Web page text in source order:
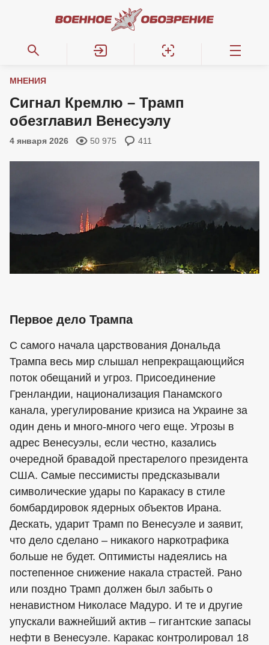
МНЕНИЯ
Сигнал Кремлю – Трамп
обезглавил Венесуэлу
4 января 2026 50 975 411
Первое дело Трампа
С самого начала царствования Дональда
Трампа весь мир слышал непрекращающийся
поток обещаний и угроз. Присоединение
Гренландии, национализация Панамского
канала, урегулирование кризиса на Украине за
один день и много-много чего еще. Угрозы в
адрес Венесуэлы, если честно, казались
очередной бравадой престарелого президента
США. Самые пессимисты предсказывали
символические удары по Каракасу в стиле
бомбардировок ядерных объектов Ирана.
Дескать, ударит Трамп по Венесуэле и заявит,
что дело сделано – никакого наркотрафика
больше не будет. Оптимисты надеялись на
постепенное снижение накала страстей. Рано
или поздно Трамп должен был забыть о
ненавистном Николасе Мадуро. И те и другие
упускали важнейший актив – гигантские запасы
нефти в Венесуэле. Каракас контролировал 18